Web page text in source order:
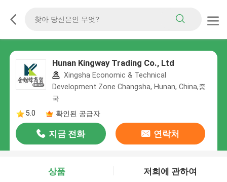
Hunan Kingway Trading Co., Ltd
Xingsha Economic & Technical
Development Zone Changsha, Hunan, China,중
국
5.0
확인된 공급자
지금 전화 연락처
상품 저희에 관하여